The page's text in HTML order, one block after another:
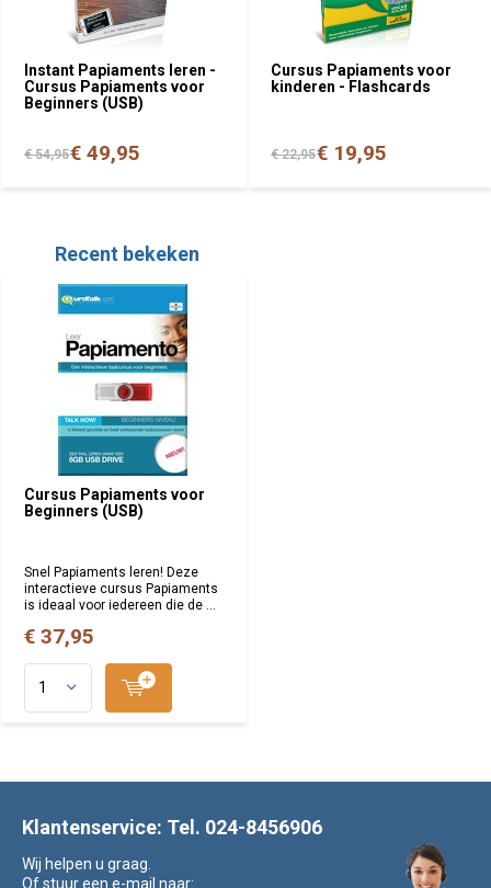
Instant Papiaments leren -
Cursus Papiaments voor
Beginners (USB)
€ 54,95€ 49,95
Cursus Papiaments voor
kinderen - Flashcards
€ 22,95€ 19,95
Recent bekeken
Cursus Papiaments voor
Beginners (USB)
Snel Papiaments leren! Deze
interactieve cursus Papiaments
is ideaal voor iedereen die de ...
€ 37,95
Klantenservice: Tel. 024-8456906
Wij helpen u graag.
Of stuur een e-mail naar: